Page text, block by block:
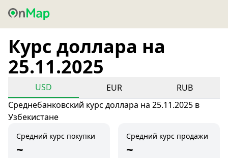
Курс доллара на
25.11.2025
USD EUR
RUB
Среднебанковский курс доллара на 25.11.2025 в
Узбекистане
Средний курс покупки
~
Средний курс продажи
~